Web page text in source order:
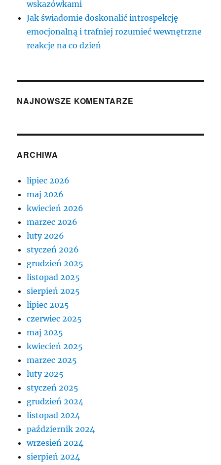
wskazówkami
Jak świadomie doskonalić introspekcję
emocjonalną i trafniej rozumieć wewnętrzne
reakcje na co dzień
NAJNOWSZE KOMENTARZE
ARCHIWA
lipiec 2026
maj 2026
kwiecień 2026
marzec 2026
luty 2026
styczeń 2026
grudzień 2025
listopad 2025
sierpień 2025
lipiec 2025
czerwiec 2025
maj 2025
kwiecień 2025
marzec 2025
luty 2025
styczeń 2025
grudzień 2024
listopad 2024
październik 2024
wrzesień 2024
sierpień 2024